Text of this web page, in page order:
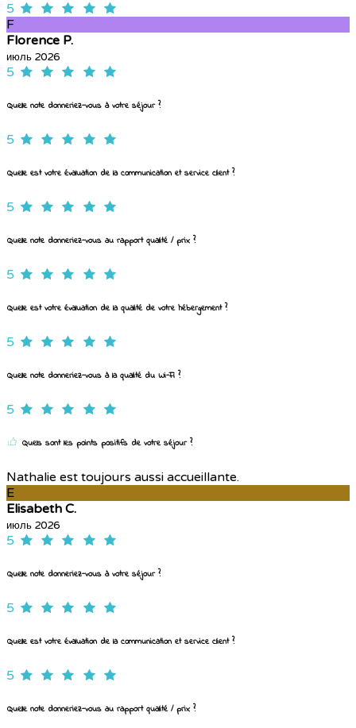
5
F
Florence P.
июль 2026
5
Quelle note donneriez-vous à votre séjour ?
5
Quelle est votre évaluation de la communication et service client ?
5
Quelle note donneriez-vous au rapport qualité / prix ?
5
Quelle est votre évaluation de la qualité de votre hébergement ?
5
Quelle note donneriez-vous à la qualité du Wi-Fi ?
5
Quels sont les points positifs de votre séjour ?
Nathalie est toujours aussi accueillante.
E
Elisabeth C.
июль 2026
5
Quelle note donneriez-vous à votre séjour ?
5
Quelle est votre évaluation de la communication et service client ?
5
Quelle note donneriez-vous au rapport qualité / prix ?